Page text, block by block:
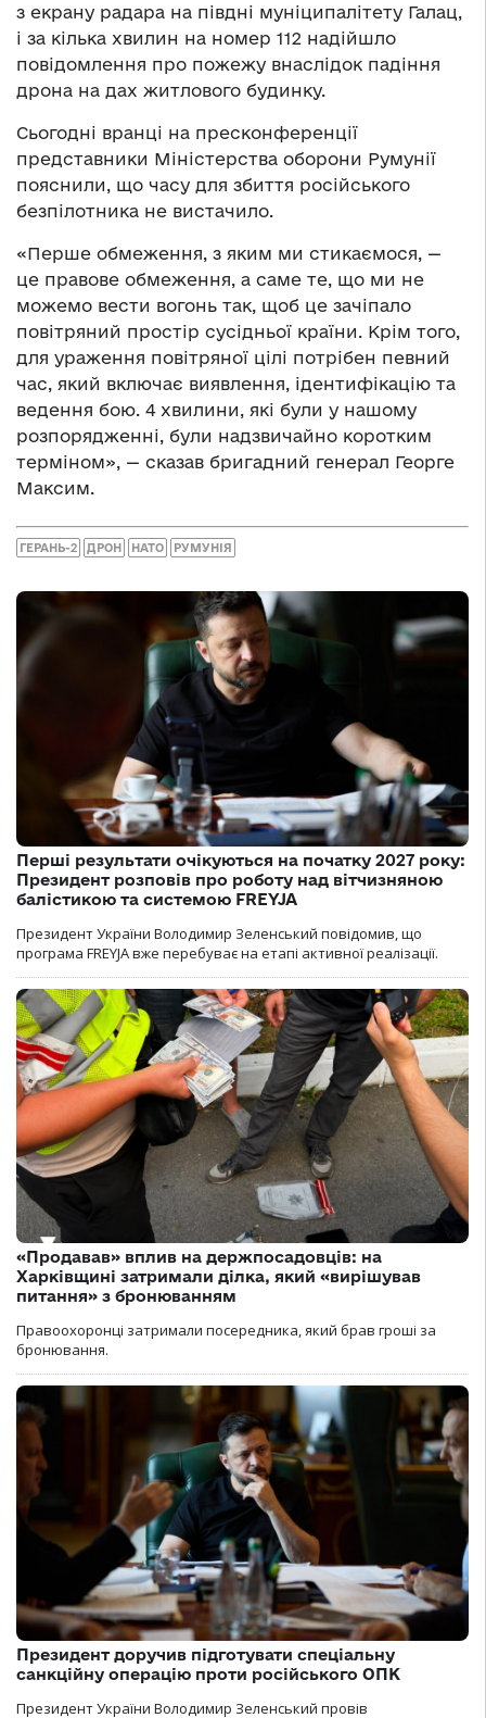
з екрану радара на півдні муніципалітету Галац,
і за кілька хвилин на номер 112 надійшло
повідомлення про пожежу внаслідок падіння
дрона на дах житлового будинку.
Сьогодні вранці на пресконференції
представники Міністерства оборони Румунії
пояснили, що часу для збиття російського
безпілотника не вистачило.
«Перше обмеження, з яким ми стикаємося, —
це правове обмеження, а саме те, що ми не
можемо вести вогонь так, щоб це зачіпало
повітряний простір сусідньої країни. Крім того,
для ураження повітряної цілі потрібен певний
час, який включає виявлення, ідентифікацію та
ведення бою. 4 хвилини, які були у нашому
розпорядженні, були надзвичайно коротким
терміном», — сказав бригадний генерал Георге
Максим.
ГЕРАНЬ-2 ДРОН НАТО РУМУНІЯ
Перші результати очікуються на початку 2027 року:
Президент розповів про роботу над вітчизняною
балістикою та системою FREYJA
Президент України Володимир Зеленський повідомив, що
програма FREYJA вже перебуває на етапі активної реалізації.
«Продавав» вплив на держпосадовців: на
Харківщині затримали ділка, який «вирішував
питання» з бронюванням
Правоохоронці затримали посередника, який брав гроші за
бронювання.
Президент доручив підготувати спеціальну
санкційну операцію проти російського ОПК
Президент України Володимир Зеленський провів